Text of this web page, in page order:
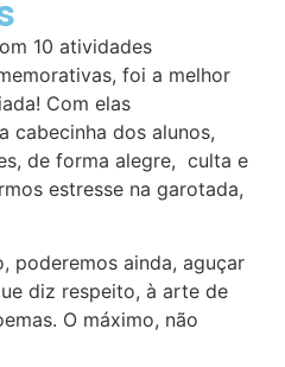
10 atividades
foi a melhor
Com elas
cabecinha dos alunos,
de forma alegre, culta e
estresse na garotada,
poderemos ainda, aguçar
diz respeito, à arte de
O máximo, não